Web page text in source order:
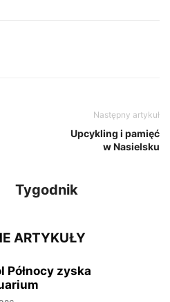
Następny artykuł
Upcykling i pamięć
w Nasielsku
Tygodnik
ARTYKUŁY
Północy zyska